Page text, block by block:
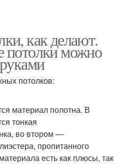
как делают.
потолки можно
потолков:
материал полотна. В
тонкая
во втором —
пропитанного
есть как плюсы, так